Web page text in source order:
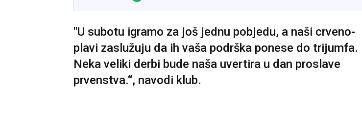
"U subotu igramo za još jednu pobjedu, a naši crveno-
plavi zaslužuju da ih vaša podrška ponese do trijumfa.
Neka veliki derbi bude naša uvertira u dan proslave
prvenstva.“, navodi klub.